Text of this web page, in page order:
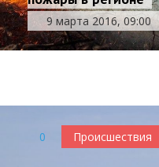
9 марта 2016, 09:00
Трезвых
употреблении
3 марта 2016, 15:35
0 Происшествия